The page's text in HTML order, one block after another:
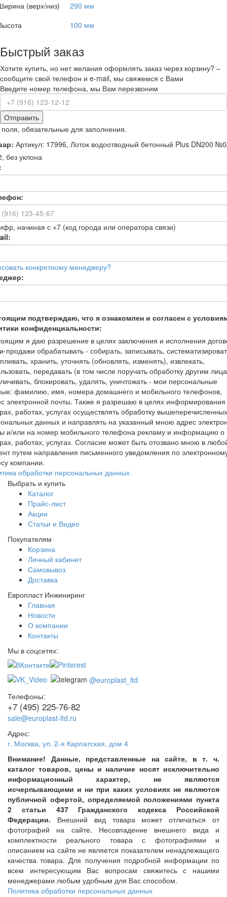
(верх/низ)
290 мм
100 мм
Быстрый заказ
Хотите купить, но нет желания оформлять заказ через корзину? –
сообщите свой телефон и e-mail, мы свяжемся с Вами
Введите номер телефона, мы Вам перезвоним
Отправить
обязательные для заполнения.
Артикул: 17996, Лоток водоотводный бетонный Plus DN200
без уклона
начиная с +7 (код города или оператора связи)
конкретному менеджеру?
подтверждаю, что я ознакомлен и согласен с
конфиденциальности:
я даю разрешение в целях заключения и исполнения
продажи обрабатывать - собирать, записывать,
хранить, уточнять (обновлять, изменять), извлекать,
передавать (в том числе поручать обработку другим
блокировать, удалять, уничтожать - мои персональные
фамилию, имя, номера домашнего и мобильного телефонов,
электронной почты. Также я разрешаю в целях
работах, услугах осуществлять обработку вышеперечисленных
данных и направлять на указанный мною адрес
и/или на номер мобильного телефона рекламу и информацию о
работах, услугах. Согласие может быть отозвано мною в
путем направления письменного уведомления по
компании.
обработки персональных данных
Выбрать и купить
Каталог
Прайс-лист
Акции
Статьи и Видео
Покупателям
Корзина
Личный кабинет
Самовывоз
Доставка
Европласт Инжиниринг
Главная
Новости
О компании
Контакты
Мы в соцсетях:
@europlast_ltd
Телефоны:
+7 (495) 225-76-82
sale@europlast-ltd.ru
Адрес:
г. Москва, ул. 2-я Карпатская, дом 4
Внимание! Данные, представленные на сайте, в т. ч.
каталог товаров, цены и наличие носят исключительно
информационный характер, не являются
исчерпывающими и ни при каких условиях не являются
публичной офертой, определяемой положениями пункта
2 статьи 437 Гражданского кодекса Российской
Федерации. Внешний вид товара может отличаться от
фотографий на сайте. Несовпадение внешнего вида и
комплектности реального товара с фотографиями и
описанием на сайте не является показателем ненадлежащего
качества товара. Для получения подробной информации по
всем интересующим Вас вопросам свяжитесь с нашими
менеджерами любым удобным для Вас способом.
Политика обработки персональных данных